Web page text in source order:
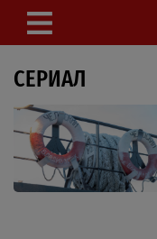
СЕРИАЛ